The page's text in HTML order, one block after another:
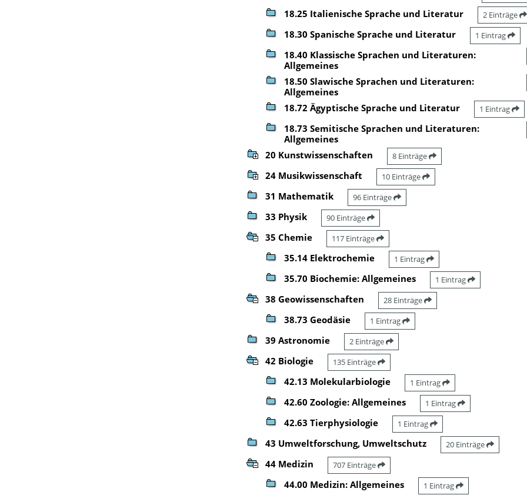
18.25 Italienische Sprache und Literatur 2 Einträge
18.30 Spanische Sprache und Literatur 1 Eintrag
18.40 Klassische Sprachen und Literaturen:
Allgemeines
18.50 Slawische Sprachen und Literaturen:
Allgemeines
18.72 Ägyptische Sprache und Literatur 1 Eintrag
18.73 Semitische Sprachen und Literaturen:
Allgemeines
20 Kunstwissenschaften 8 Einträge
24 Musikwissenschaft 10 Einträge
31 Mathematik 96 Einträge
33 Physik 90 Einträge
35 Chemie 117 Einträge
35.14 Elektrochemie 1 Eintrag
35.70 Biochemie: Allgemeines 1 Eintrag
38 Geowissenschaften 28 Einträge
38.73 Geodäsie 1 Eintrag
39 Astronomie 2 Einträge
42 Biologie 135 Einträge
42.13 Molekularbiologie 1 Eintrag
42.60 Zoologie: Allgemeines 1 Eintrag
42.63 Tierphysiologie 1 Eintrag
43 Umweltforschung, Umweltschutz 20 Einträge
44 Medizin 707 Einträge
44.00 Medizin: Allgemeines 1 Eintrag